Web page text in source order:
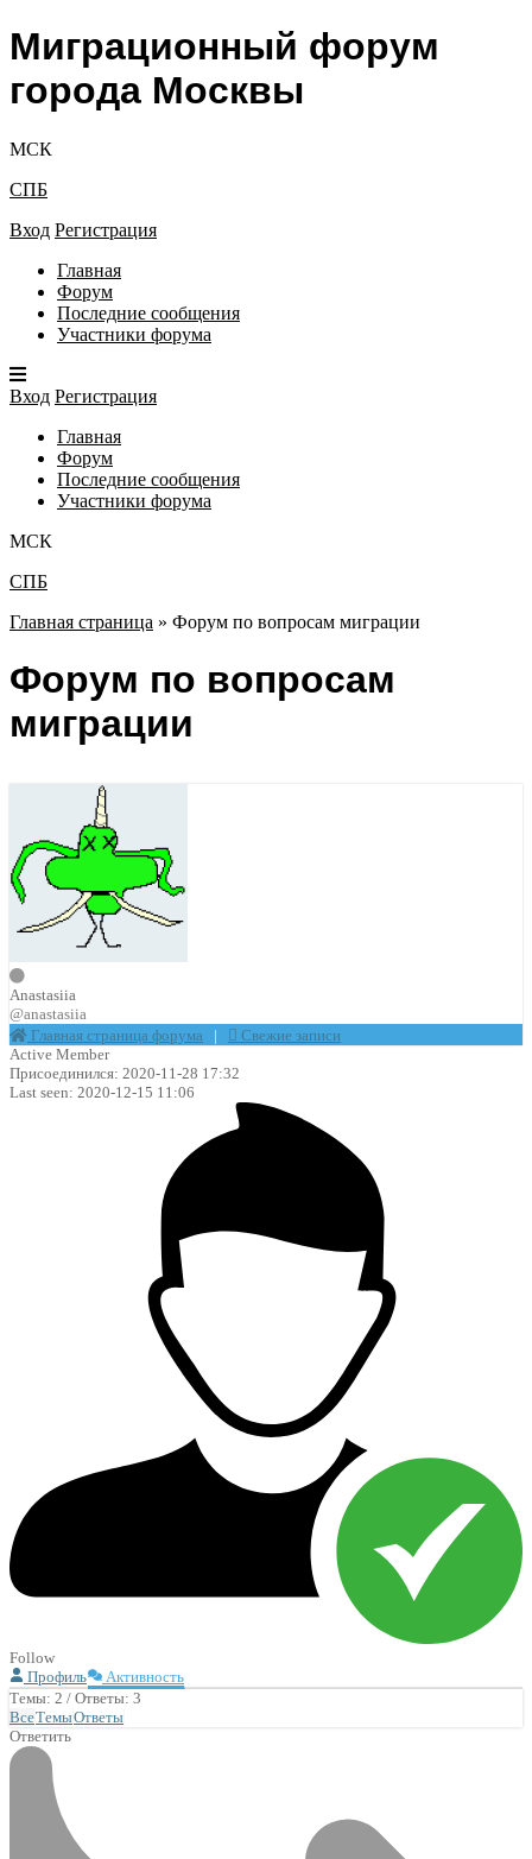
Миграционный форум
города Москвы
МСК
СПБ
Вход Регистрация
Главная
Форум
Последние сообщения
Участники форума
Вход Регистрация
Главная
Форум
Последние сообщения
Участники форума
МСК
СПБ
Главная страница » Форум по вопросам миграции
Форум по вопросам
миграции
Anastasiia
@anastasiia
Главная страница форума |
Свежие записи
Active Member
Присоединился: 2020-11-28 17:32
Last seen: 2020-12-15 11:06
Follow
Профиль
Активность
Темы: 2 / Ответы: 3
ВсеТемыОтветы
Ответить